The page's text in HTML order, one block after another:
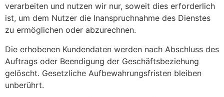
verarbeiten und nutzen wir nur, soweit dies erforderlich
ist, um dem Nutzer die Inanspruchnahme des Dienstes
zu ermöglichen oder abzurechnen.
Die erhobenen Kundendaten werden nach Abschluss des
Auftrags oder Beendigung der Geschäftsbeziehung
gelöscht. Gesetzliche Aufbewahrungsfristen bleiben
unberührt.